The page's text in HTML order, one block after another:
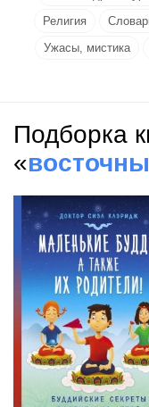
Религия
Ужасы, мистика
Подборка
«